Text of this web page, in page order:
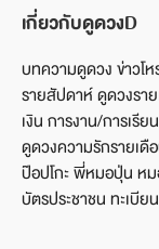
เกี่ยวกับดูดวงD
บทความดูดวง ข่าวโ
รายสัปดาห์ ดูดวงรา
เงิน การงาน/การเรี
ดูดวงความรักรายเ
ป๊อปโกะ พี่หมอปุ่น ห
บัตรประชาชน ทะเบี